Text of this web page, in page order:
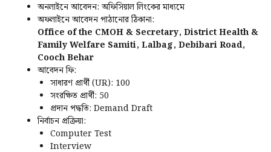
অনলাইনে আবেদন: অফিসিয়াল লিংকের মাধ্যমে
অফলাইনে আবেদন পাঠানোর ঠিকানা:
Office of the CMOH & Secretary, District Health &
Family Welfare Samiti, Lalbag, Debibari Road,
Cooch Behar
আবেদন ফি:
সাধারণ প্রার্থী (UR): ₹100
সংরক্ষিত প্রার্থী: ₹50
প্রদান পদ্ধতি: Demand Draft
নির্বাচন প্রক্রিয়া:
Computer Test
Interview